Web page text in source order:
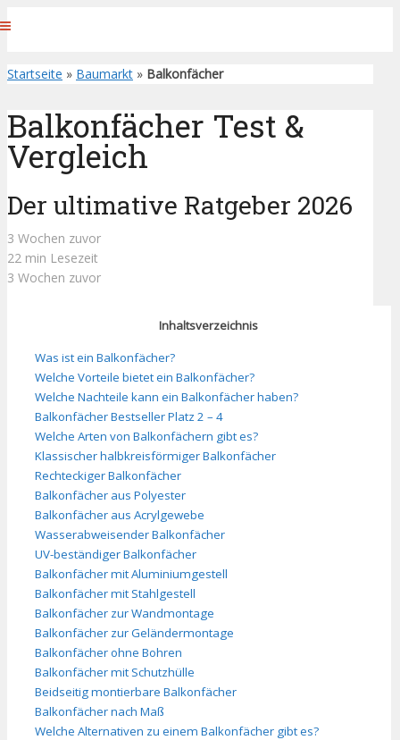
Startseite » Baumarkt » Balkonfächer
Balkonfächer Test &
Vergleich
Der ultimative Ratgeber 2026
3 Wochen zuvor
22 min Lesezeit
3 Wochen zuvor
Inhaltsverzeichnis
Was ist ein Balkonfächer?
Welche Vorteile bietet ein Balkonfächer?
Welche Nachteile kann ein Balkonfächer haben?
Balkonfächer Bestseller Platz 2 – 4
Welche Arten von Balkonfächern gibt es?
Klassischer halbkreisförmiger Balkonfächer
Rechteckiger Balkonfächer
Balkonfächer aus Polyester
Balkonfächer aus Acrylgewebe
Wasserabweisender Balkonfächer
UV-beständiger Balkonfächer
Balkonfächer mit Aluminiumgestell
Balkonfächer mit Stahlgestell
Balkonfächer zur Wandmontage
Balkonfächer zur Geländermontage
Balkonfächer ohne Bohren
Balkonfächer mit Schutzhülle
Beidseitig montierbare Balkonfächer
Balkonfächer nach Maß
Welche Alternativen zu einem Balkonfächer gibt es?